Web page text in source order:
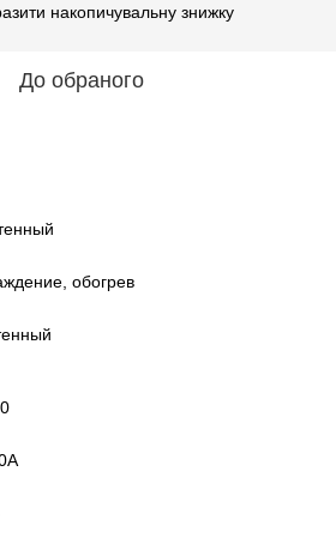
накопичувальну знижку
До обраного
обогрев